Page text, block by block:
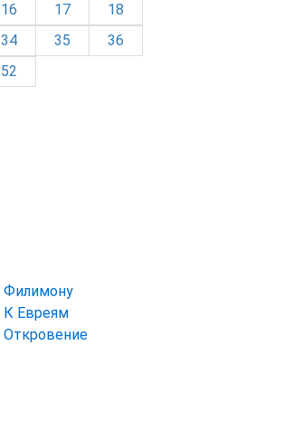
16 17
18
34 35
36
52
Филимону
К Евреям
Откровение